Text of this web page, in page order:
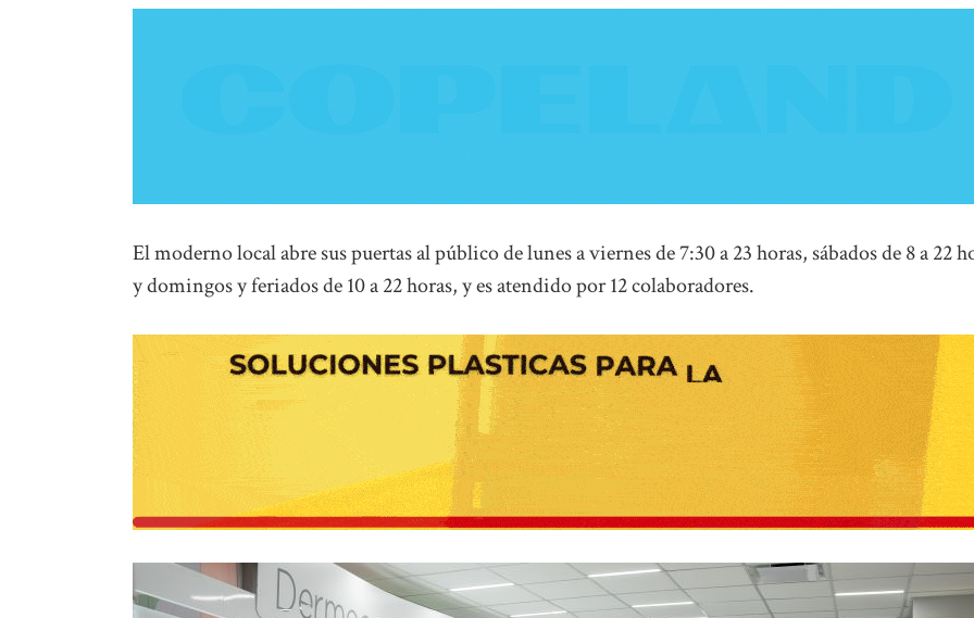
El moderno local abre sus puertas al público de lunes a viernes de 7:30 a 23 horas, sábados de 8 a 22
y domingos y feriados de 10 a 22 horas, y es atendido por 12 colaboradores.